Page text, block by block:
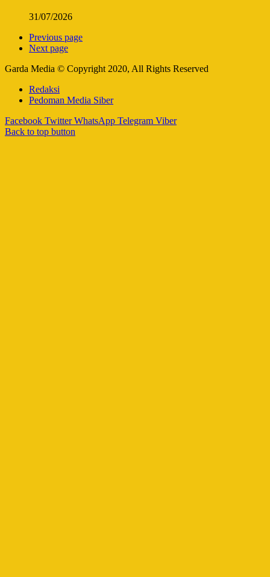
31/07/2026
Previous page
Next page
Garda Media © Copyright 2020, All Rights Reserved
Redaksi
Pedoman Media Siber
Facebook Twitter WhatsApp Telegram Viber
Back to top button